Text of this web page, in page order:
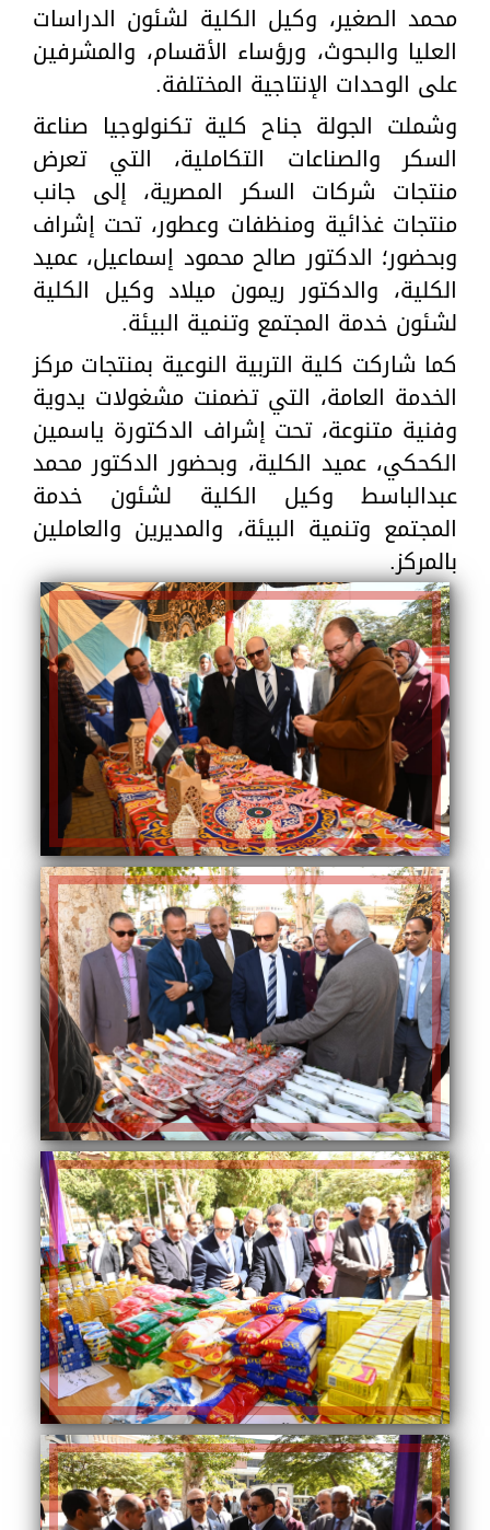
محمد الصغير، وكيل الكلية لشئون الدراسات
العليا والبحوث، ورؤساء الأقسام، والمشرفين
على الوحدات الإنتاجية المختلفة.
وشملت الجولة جناح كلية تكنولوجيا صناعة
السكر والصناعات التكاملية، التي تعرض
منتجات شركات السكر المصرية، إلى جانب
منتجات غذائية ومنظفات وعطور، تحت إشراف
وبحضور؛ الدكتور صالح محمود إسماعيل، عميد
الكلية، والدكتور ريمون ميلاد وكيل الكلية
لشئون خدمة المجتمع وتنمية البيئة.
كما شاركت كلية التربية النوعية بمنتجات مركز
الخدمة العامة، التي تضمنت مشغولات يدوية
وفنية متنوعة، تحت إشراف الدكتورة ياسمين
الكحكي، عميد الكلية، وبحضور الدكتور محمد
عبدالباسط وكيل الكلية لشئون خدمة
المجتمع وتنمية البيئة، والمديرين والعاملين
بالمركز.